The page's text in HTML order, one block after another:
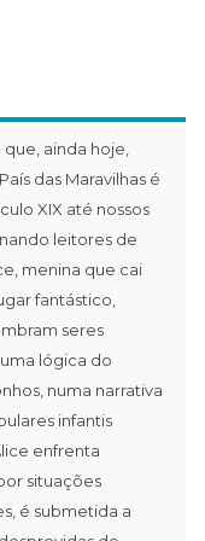
ainda hoje,
das Maravilhas é
XIX até nossos
leitores de
menina que cai
fantástico,
seres
lógica do
numa narrativa
infantis
enfrenta
situações
é submetida a